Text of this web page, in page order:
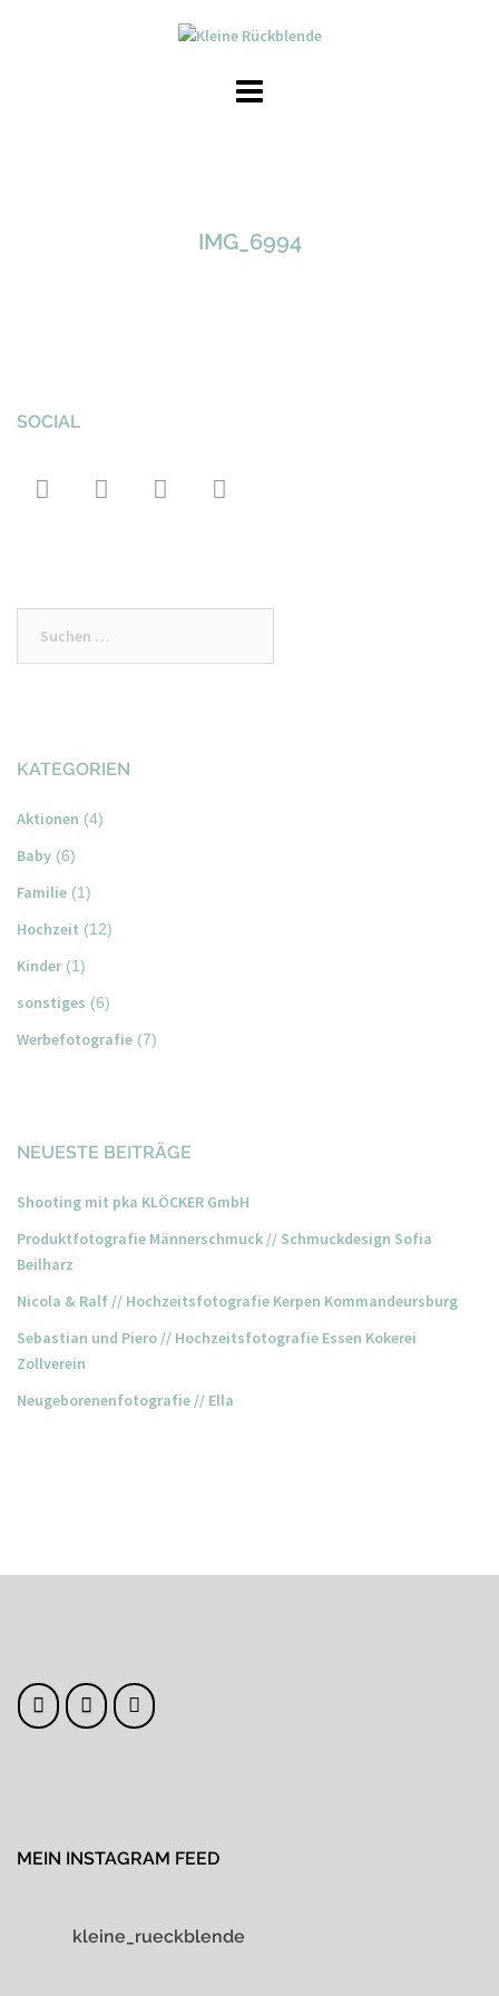
IMG_6994
SOCIAL
nach:
KATEGORIEN
Aktionen (4)
Baby (6)
Familie (1)
Hochzeit (12)
Kinder (1)
sonstiges (6)
Werbefotografie (7)
NEUESTE BEITRÄGE
Shooting mit pka KLÖCKER GmbH
Produktfotografie Männerschmuck // Schmuckdesign Sofia
Beilharz
Nicola & Ralf // Hochzeitsfotografie Kerpen Kommandeursburg
Sebastian und Piero // Hochzeitsfotografie Essen Kokerei
Zollverein
Neugeborenenfotografie // Ella
MEIN INSTAGRAM FEED
kleine_rueckblende